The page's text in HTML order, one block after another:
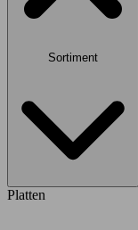
Sortiment
Platten